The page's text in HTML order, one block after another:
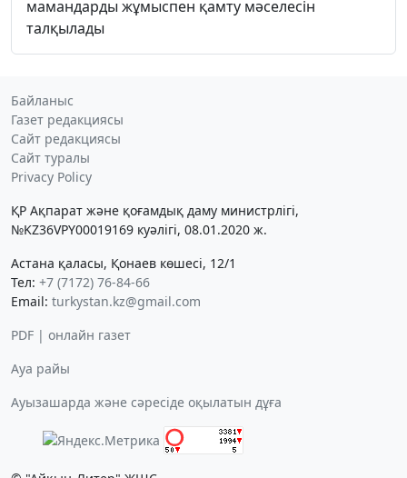
мамандарды жұмыспен қамту мәселесін
талқылады
Байланыс
Газет редакциясы
Сайт редакциясы
Сайт туралы
Privacy Policy
ҚР Ақпарат және қоғамдық даму министрлігі,
№KZ36VPY00019169 куәлігі, 08.01.2020 ж.
Астана қаласы, Қонаев көшесі, 12/1
Тел: +7 (7172) 76-84-66
Email: turkystan.kz@gmail.com
PDF | онлайн газет
Ауа райы
Ауызашарда және сәресіде оқылатын дұға